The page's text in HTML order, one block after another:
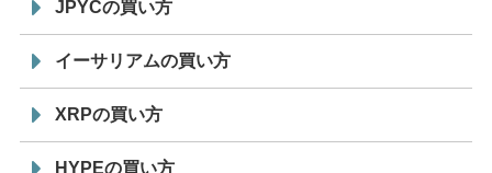
JPYCの買い方
イーサリアムの買い方
XRPの買い方
HYPEの買い方